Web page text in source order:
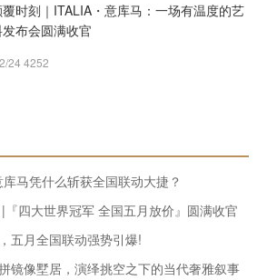
时刻｜ITALIA・意库马：一场有温度的艺
布会圆满收官
24 4252
马凭什么斩获全国联动大捷？
四大世界冠军 全国五月放价』圆满收官
五月全国联动强势引爆!
镜像墅居，演绎挑空之下的当代奢雅叙事